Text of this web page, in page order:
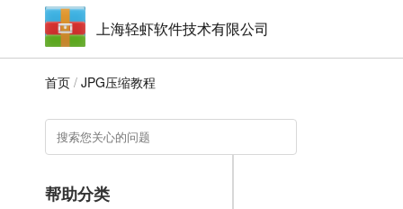
上海轻虾软件技术有限公司
首页 / JPG压缩教程
帮助分类